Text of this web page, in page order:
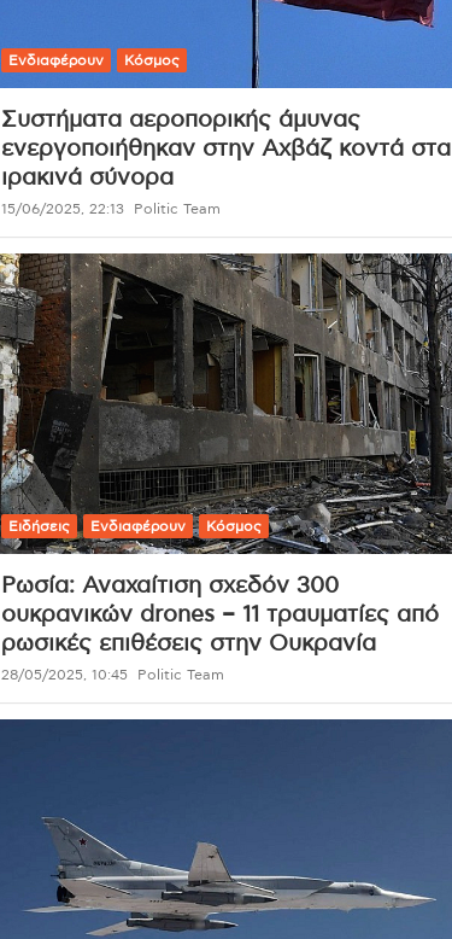
Ενδιαφέρουν Κόσμος
Συστήματα αεροπορικής άμυνας
ενεργοποιήθηκαν στην Αχβάζ κοντά στα
ιρακινά σύνορα
15/06/2025, 22:13 Politic Team
Ειδήσεις Ενδιαφέρουν Κόσμος
Ρωσία: Αναχαίτιση σχεδόν 300
ουκρανικών drones – 11 τραυματίες από
ρωσικές επιθέσεις στην Ουκρανία
28/05/2025, 10:45 Politic Team